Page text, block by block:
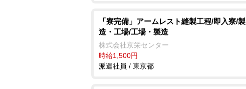
「寮完備」アームレスト縫製工程/即入寮/製
造・工場/工場・製造
株式会社京栄センター
時給1,500円
派遣社員 / 東京都